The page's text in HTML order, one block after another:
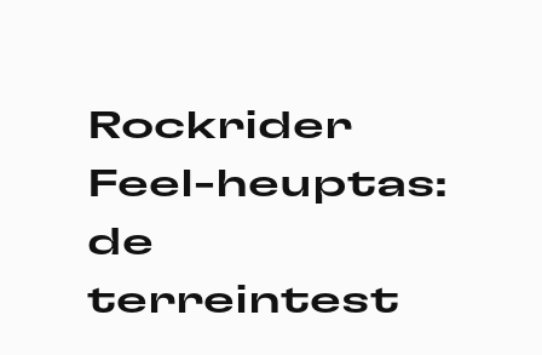
Rockrider
Feel-heuptas:
de
terreintest